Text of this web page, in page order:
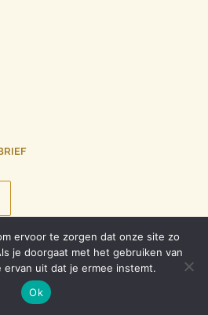
| Alle rechten voorbehouden |
website
ervoor te zorgen dat onze site zo
je doorgaat met het gebruiken van
ervan uit dat je ermee instemt.
Ok